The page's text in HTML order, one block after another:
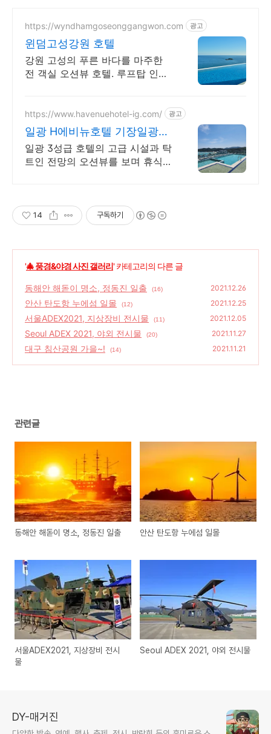
https://wyndhamgoseonggangwon.com 광고
윈덤고성강원 호텔
강원 고성의 푸른 바다를 마주한
전 객실 오션뷰 호텔. 루프탑 인피
https://www.havenuehotel-ig.com/ 광고
일광 H에비뉴호텔 기장일광점
뷔페식 조식 운영 중
일광 3성급 호텔의 고급 시설과 탁
트인 전망의 오션뷰를 보며 휴식을
14 구독하기
'🎄 풍경&야경 사진 갤러리' 카테고리의 다른 글
동해안 해돋이 명소, 정동진 일출 (16) 2021.12.26
안산 탄도항 누에섬 일몰 (12) 2021.12.25
서울ADEX2021, 지상장비 전시물 (11) 2021.12.05
Seoul ADEX 2021, 야외 전시물 (20) 2021.11.27
대구 침산공원 가을~! (14) 2021.11.21
관련글
동해안 해돋이 명소, 정동진 일출 안산 탄도항 누에섬 일몰
서울ADEX2021, 지상장비 전시
물
Seoul ADEX 2021, 야외 전시물
DY-매거진